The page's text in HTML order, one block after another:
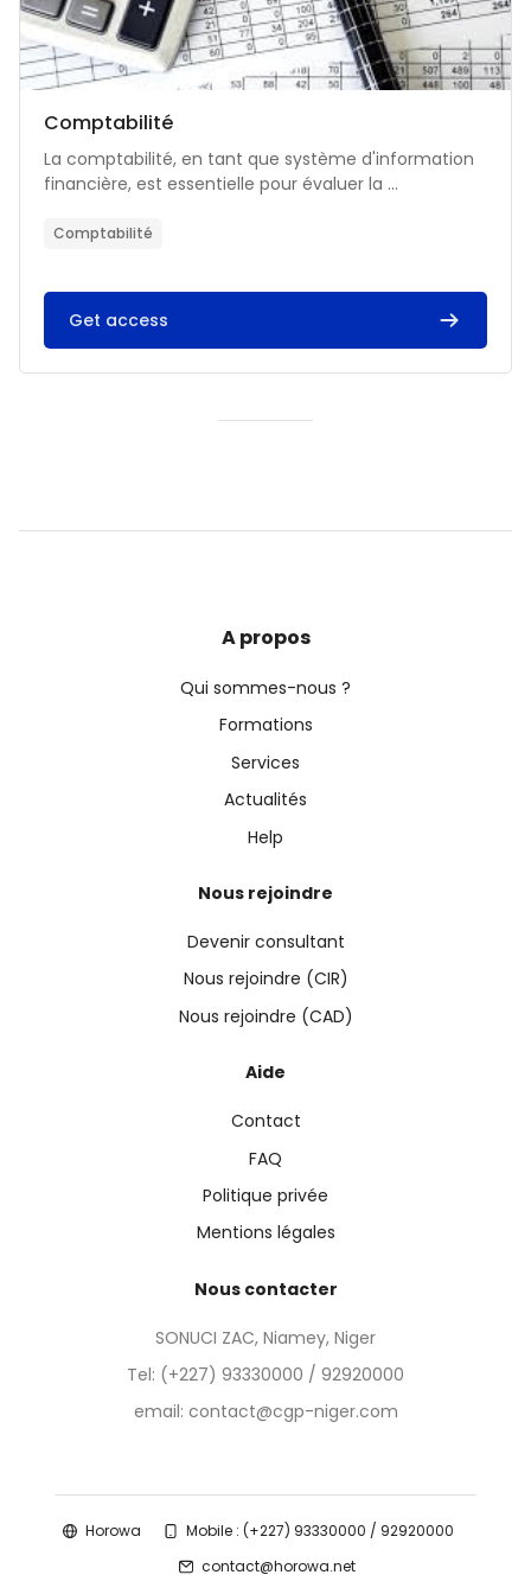
Catégorie de cours
Nom du cours
Comptabilité
Résumé du cours :
La comptabilité, en tant que système d'information
financière, est essentielle pour évaluer la ...
Comptabilité
Get access
A propos
Qui sommes-nous ?
Formations
Services
Actualités
Help
Nous rejoindre
Devenir consultant
Nous rejoindre (CIR)
Nous rejoindre (CAD)
Aide
Contact
FAQ
Politique privée
Mentions légales
Nous contacter
SONUCI ZAC, Niamey, Niger
Tel: (+227) 93330000 / 92920000
email: contact@cgp-niger.com
Horowa
Mobile : (+227) 93330000 / 92920000
contact@horowa.net